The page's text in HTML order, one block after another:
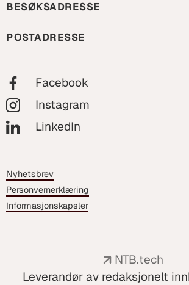
BESØKSADRESSE
POSTADRESSE
Facebook
Instagram
LinkedIn
Nyhetsbrev
Personvernerklæring
Informasjonskapsler
NTB.tech
Leverandør av redaksjonelt